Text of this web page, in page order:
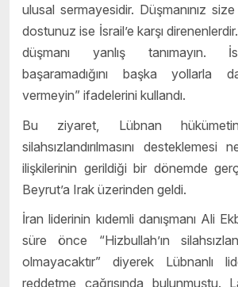
ulusal sermayesidir. Düşmanınız size
dostunuz ise İsrail’e karşı
düşmanı yanlış tanımayın.
başaramadığını başka yollarla
vermeyin” ifadelerini kullandı.
Bu ziyaret, Lübnan
silahsızlandırılmasını
ilişkilerinin gerildiği bir dönemde
Beyrut’a Irak üzerinden geldi.
İran liderinin kıdemli danışmanı Ali
süre önce “Hizbullah’ın
olmayacaktır” diyerek Lübnanlı
reddetme çağrısında bulunmuştu.